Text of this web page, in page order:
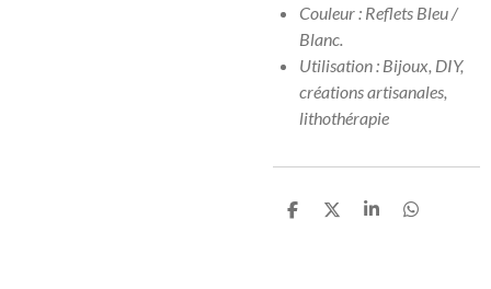
Couleur : Reflets Bleu /
Blanc.
Utilisation : Bijoux, DIY,
créations artisanales,
lithothérapie
P
P
P
P